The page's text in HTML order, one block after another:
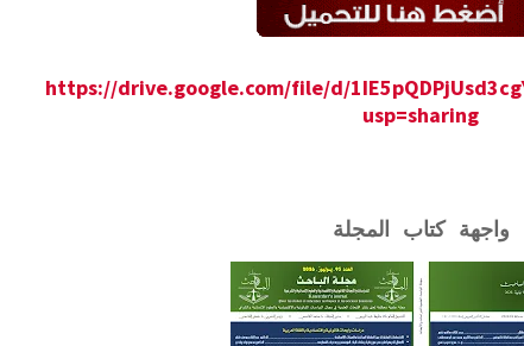
https://drive.google.com/file/d/
usp=sharing
واجهة كتاب المجلة